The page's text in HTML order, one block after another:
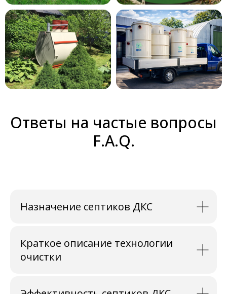
Ответы на частые вопросы
F.A.Q.
Назначение септиков ДКС
Краткое описание технологии
очистки